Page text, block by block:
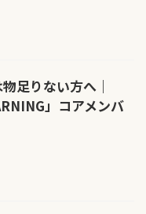
足りない方へ｜
」コアメンバ